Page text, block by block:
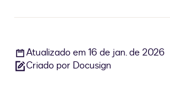
Atualizado em 16 de jan. de 2026
Criado por Docusign